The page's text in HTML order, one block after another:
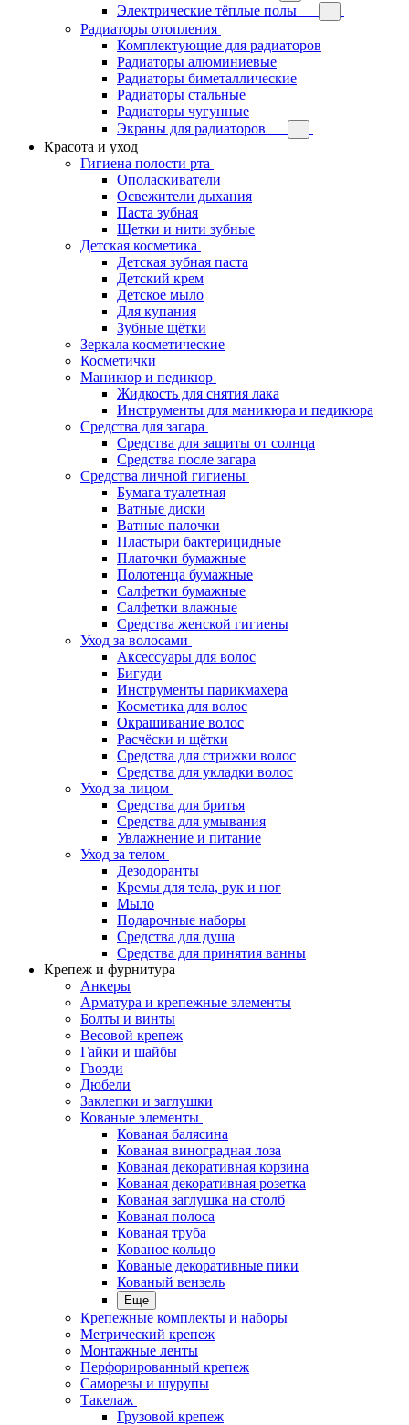
Электрические тёплые полы
Радиаторы отопления
Комплектующие для радиаторов
Радиаторы алюминиевые
Радиаторы биметаллические
Радиаторы стальные
Радиаторы чугунные
Экраны для радиаторов
Красота и уход
Гигиена полости рта
Ополаскиватели
Освежители дыхания
Паста зубная
Щетки и нити зубные
Детская косметика
Детская зубная паста
Детский крем
Детское мыло
Для купания
Зубные щётки
Зеркала косметические
Косметички
Маникюр и педикюр
Жидкость для снятия лака
Инструменты для маникюра и педикюра
Средства для загара
Средства для защиты от солнца
Средства после загара
Средства личной гигиены
Бумага туалетная
Ватные диски
Ватные палочки
Пластыри бактерицидные
Платочки бумажные
Полотенца бумажные
Салфетки бумажные
Салфетки влажные
Средства женской гигиены
Уход за волосами
Аксессуары для волос
Бигуди
Инструменты парикмахера
Косметика для волос
Окрашивание волос
Расчёски и щётки
Средства для стрижки волос
Средства для укладки волос
Уход за лицом
Средства для бритья
Средства для умывания
Увлажнение и питание
Уход за телом
Дезодоранты
Кремы для тела, рук и ног
Мыло
Подарочные наборы
Средства для душа
Средства для принятия ванны
Крепеж и фурнитура
Анкеры
Арматура и крепежные элементы
Болты и винты
Весовой крепеж
Гайки и шайбы
Гвозди
Дюбели
Заклепки и заглушки
Кованые элементы
Кованая балясина
Кованая виноградная лоза
Кованая декоративная корзина
Кованая декоративная розетка
Кованая заглушка на столб
Кованая полоса
Кованая труба
Кованое кольцо
Кованые декоративные пики
Кованый вензель
Еще
Крепежные комплекты и наборы
Метрический крепеж
Монтажные ленты
Перфорированный крепеж
Саморезы и шурупы
Такелаж
Грузовой крепеж